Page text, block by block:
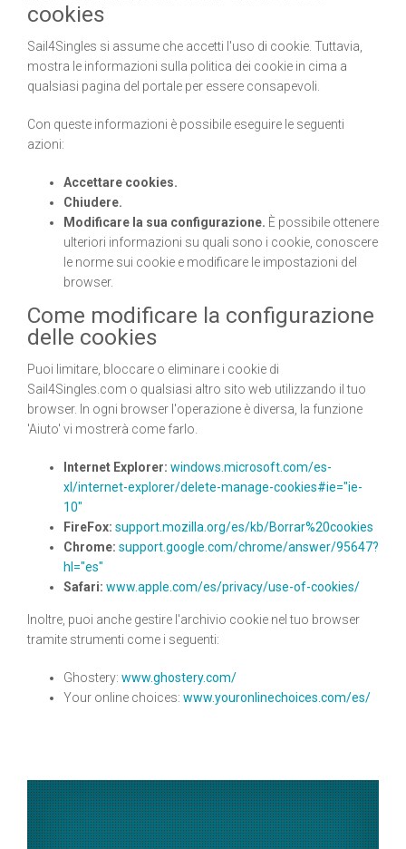
cookies
Sail4Singles si assume che accetti l'uso di cookie. Tuttavia,
mostra le informazioni sulla politica dei cookie in cima a
qualsiasi pagina del portale per essere consapevoli.
Con queste informazioni è possibile eseguire le seguenti
azioni:
Accettare cookies.
Chiudere.
Modificare la sua configurazione. È possibile ottenere
ulteriori informazioni su quali sono i cookie, conoscere
le norme sui cookie e modificare le impostazioni del
browser.
Come modificare la configurazione
delle cookies
Puoi limitare, bloccare o eliminare i cookie di
Sail4Singles.com o qualsiasi altro sito web utilizzando il tuo
browser. In ogni browser l'operazione è diversa, la funzione
'Aiuto' vi mostrerà come farlo.
Internet Explorer: windows.microsoft.com/es-
xl/internet-explorer/delete-manage-cookies#ie="ie-
10"
FireFox: support.mozilla.org/es/kb/Borrar%20cookies
Chrome: support.google.com/chrome/answer/95647?
hl="es"
Safari: www.apple.com/es/privacy/use-of-cookies/
Inoltre, puoi anche gestire l'archivio cookie nel tuo browser
tramite strumenti come i seguenti:
Ghostery: www.ghostery.com/
Your online choices: www.youronlinechoices.com/es/